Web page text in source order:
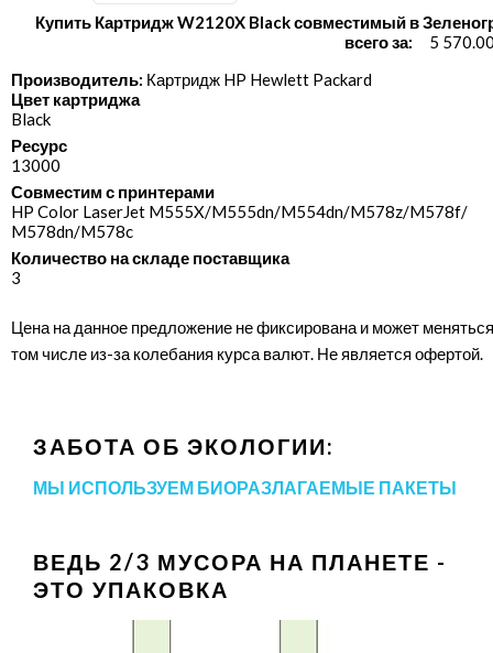
Купить Картридж W2120X Black совместимый в
всего за:
5
Производитель: Картридж HP Hewlett Packard
Цвет картриджа
Black
Ресурс
13000
Совместим с принтерами
HP Color LaserJet M555X/​M555dn/​M554dn/​M578z/​M578f/​
M578dn/​M578c
Количество на складе поставщика
3
Цена на данное предложение не фиксирована и может
том числе из-за колебания курса валют. Не является офертой.
ЗАБОТА ОБ ЭКОЛОГИИ:
МЫ ИСПОЛЬЗУЕМ БИОРАЗЛАГАЕМЫЕ ПАКЕТЫ
ВЕДЬ 2/3 МУСОРА НА ПЛАНЕТЕ -
ЭТО УПАКОВКА